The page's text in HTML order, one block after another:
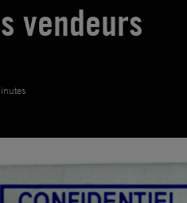
vendeurs